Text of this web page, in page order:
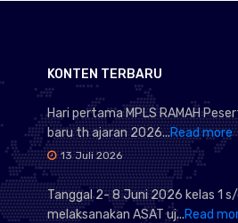
KONTEN TERBARU
Hari pertama MPLS RAMAH
baru th ajaran 2026...Read more
13 Juli 2026
Tanggal 2- 8 Juni 2026 kelas 1
melaksanakan ASAT uj...Read